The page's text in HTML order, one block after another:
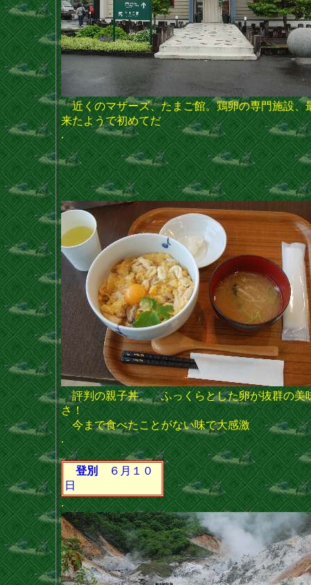
近くのマザーズ、たまご館。鶏卵の専門施設、
来たようで初めてだ
.
評判の親子丼。 ふっくらとした卵が抜群の美
さ！
今まで食べたことがない味で大感激
.
登別
６月１０
日
.